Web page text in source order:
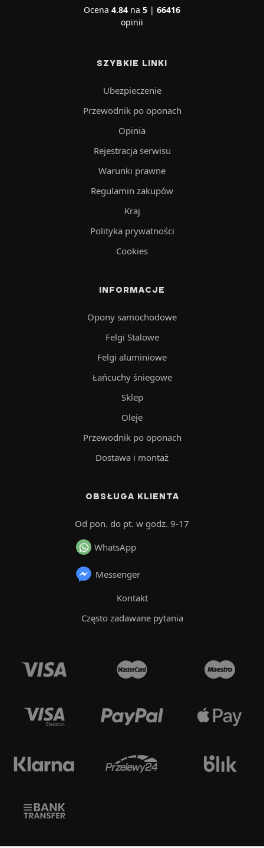
Ocena 4.84 na 5 | 66416
opinii
SZYBKIE LINKI
Ubezpieczenie
Przewodnik po oponach
Opinia
Rejestracja serwisu
Warunki prawne
Regulamin zakupów
Kraj
Polityka prywatności
Cookies
INFORMACJE
Opony samochodowe
Felgi Stalowe
Felgi aluminiowe
Łańcuchy śniegowe
Sklep
Oleje
Przewodnik po oponach
Dostawa i montaż
OBSŁUGA KLIENTA
Od pon. do pt. w godz. 9-17
WhatsApp
Messenger
Kontakt
Często zadawane pytania